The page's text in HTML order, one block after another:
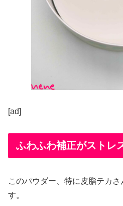
[ad]
ふわふわ補正がストレ
このパウダー、特に皮脂テカ
す。